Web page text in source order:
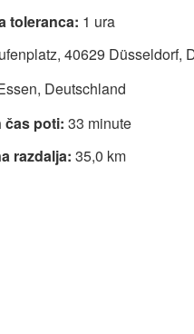
toleranca: 1 ura
40629 Düsseldorf,
Deutschland
čas poti: 33 minute
razdalja: 35,0 km